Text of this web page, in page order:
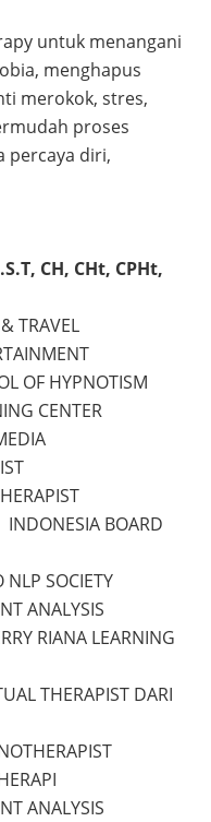
untuk menangani
menghapus
merokok, stres,
proses
percaya diri,
CH, CHt, CPHt,
TRAVEL
OF HYPNOTISM
CENTER
INDONESIA BOARD
NLP SOCIETY
ANALYSIS
RIANA LEARNING
THERAPIST DARI
ANALYSIS